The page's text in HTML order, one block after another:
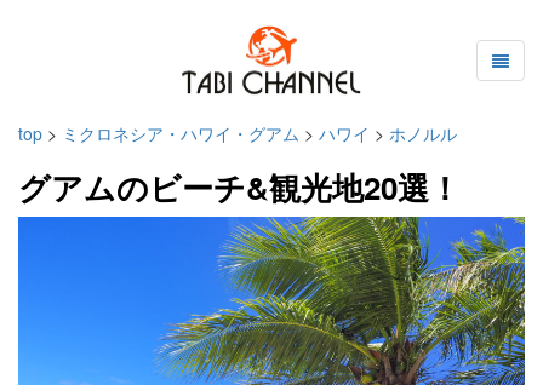
top > ミクロネシア・ハワイ・グアム > ハワイ > ホノルル
グアムのビーチ&観光地20選！